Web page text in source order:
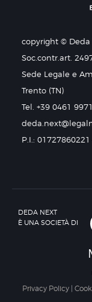
copyright © Deda
Soc.contr.art.
Sede Legale e
Trento (TN)
Tel. +39 0461
P.I.: 01727860221
DEDA NEXT
È UNA SOCIETÀ DI
Privacy Policy